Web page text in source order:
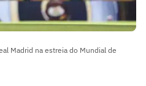
Madrid na estreia do Mundial de